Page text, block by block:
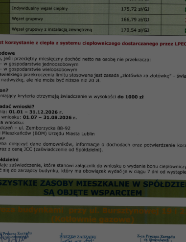
r.
Mieszkaniowej „Czuby” w Lublinie z dnia
i wysokości odpisu […]
r.